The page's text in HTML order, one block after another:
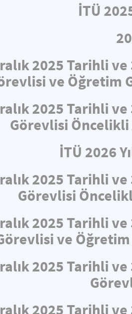
İTÜ
2025 Tarihli ve
ve Öğretim
2025 Tarihli ve
Görevlisi Öncelikli
İTÜ 2026
2025 Tarihli ve
Görevlisi
2025 Tarihli ve
ve Öğretim
2025 Tarihli
2025 Tarihli